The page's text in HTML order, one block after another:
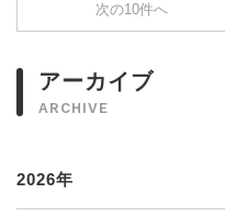
次の10件へ
アーカイブ
ARCHIVE
2026年